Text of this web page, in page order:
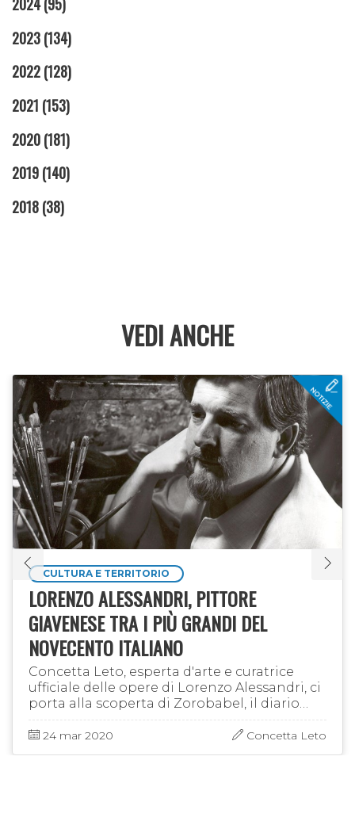
2023(134)
2022(128)
2021 (153)
2020(181)
2019(140)
2018(38)
VEDI ANCHE
CULTURA E TERRITORIO
LORENZO ALESSANDRI, PITTORE
GIAVENESE TRA I PIÙ GRANDI DEL
NOVECENTO ITALIANO
Concetta Leto, esperta d'arte e curatrice
ufficiale delle opere di Lorenzo Alessandri, ci
porta alla scoperta di Zorobabel, il diario
intimo e segreto di questo pittore
giavenese, tardivamente …
24 mar 2020 Concetta Leto